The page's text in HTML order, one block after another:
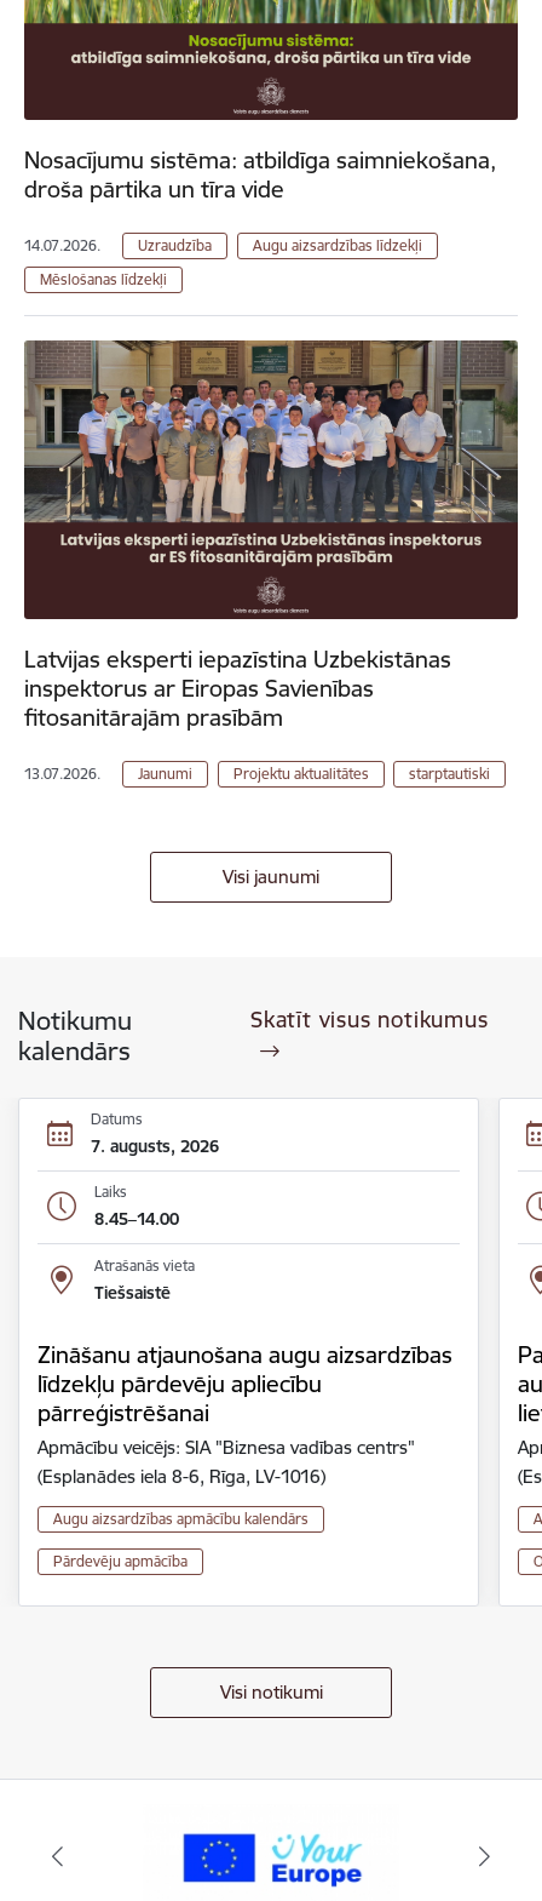
Nosacījumu sistēma: atbildīga saimniekošana,
droša pārtika un tīra vide
14.07.2026. Uzraudzība
Augu aizsardzības līdzekļi
Mēslošanas līdzekļi
Latvijas eksperti iepazīstina Uzbekistānas
inspektorus ar Eiropas Savienības
fitosanitārajām prasībām
13.07.2026. Jaunumi Projektu aktualitātes starptautiski
Visi jaunumi
Notikumu
kalendārs
Skatīt visus notikumus
Datums
7. augusts, 2026
Laiks
8.45–14.00
Atrašanās vieta
Tiešsaistē
Zināšanu atjaunošana augu aizsardzības
līdzekļu pārdevēju apliecību
pārreģistrēšanai
Apmācību veicējs: SIA "Biznesa vadības centrs"
(Esplanādes iela 8-6, Rīga, LV-1016)
Augu aizsardzības apmācību kalendārs
Pārdevēju apmācība
Visi notikumi